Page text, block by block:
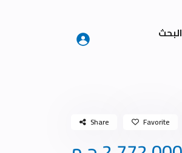
البحث
Share Favorite